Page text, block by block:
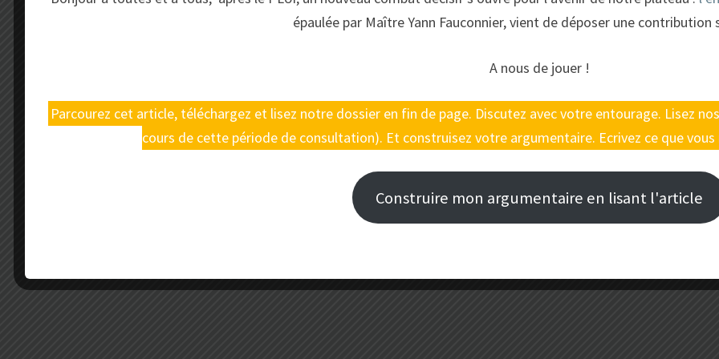
conseil municipal. Mais aussi à mesdames…
LIRE LA SUITE
épaulée par Maître Yann Fauconnier, vient de déposer une
A nous de jouer !
Parcourez cet article, téléchargez et lisez notre dossier en fin de page. Discutez avec votre entourage. Lisez
cours de cette période de consultation). Et construisez votre argumentaire. Ecrivez ce que
Construire mon argumentaire en lisant l'article